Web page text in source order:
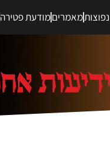
מאמריםמודעת פטירה